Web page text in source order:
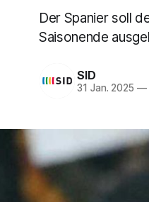
Der Spanier soll
Saisonende
SID
31 Jan. 2025 —